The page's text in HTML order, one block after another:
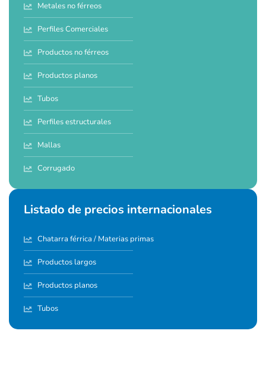
Metales no férreos
Perfiles Comerciales
Productos no férreos
Productos planos
Tubos
Perfiles estructurales
Mallas
Corrugado
Listado de precios internacionales
Chatarra férrica / Materias primas
Productos largos
Productos planos
Tubos